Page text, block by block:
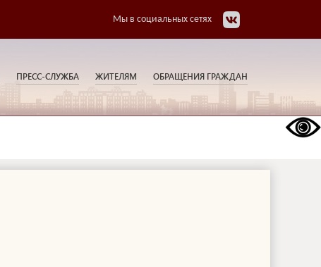
Мы в социальных сетях
ПРЕСС-СЛУЖБА ЖИТЕЛЯМ ОБРАЩЕНИЯ ГРАЖДАН